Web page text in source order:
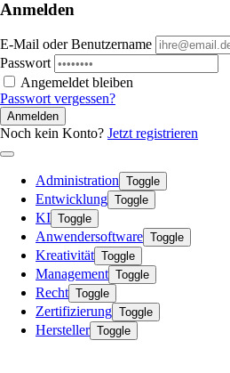
Anmelden
E-Mail oder Benutzername
Passwort
Angemeldet bleiben
Passwort vergessen?
Anmelden
Noch kein Konto? Jetzt registrieren
Administration Toggle
Entwicklung Toggle
KI Toggle
Anwendersoftware Toggle
Kreativität Toggle
Management Toggle
Recht Toggle
Zertifizierung Toggle
Hersteller Toggle